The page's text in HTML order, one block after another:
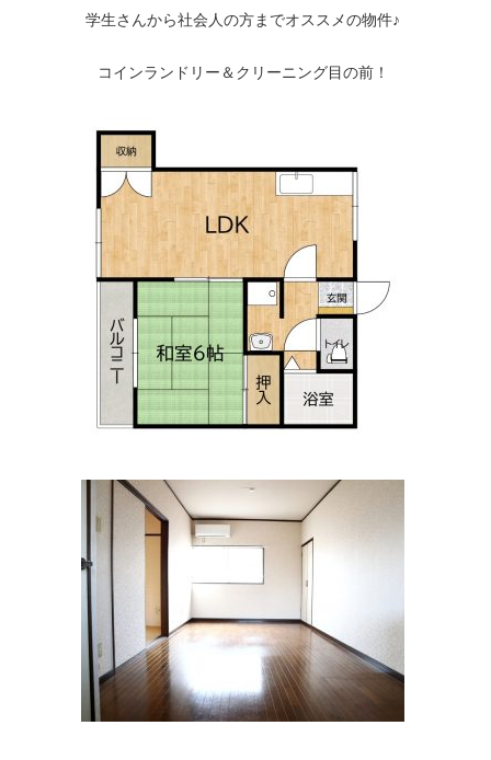
学生さんから社会人の方までオススメの物件♪
コインランドリー＆クリーニング目の前！